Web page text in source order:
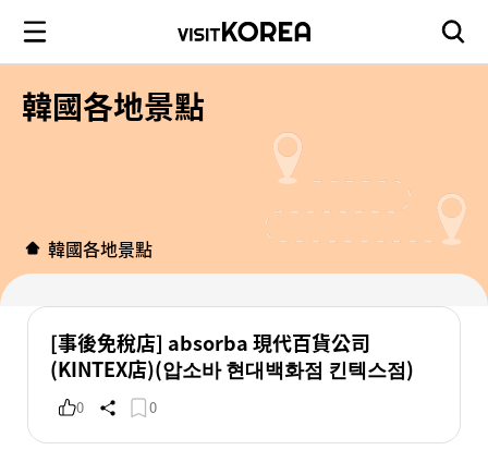
韓國各地景點
韓國各地景點
[事後免稅店] absorba 現代百貨公司
(KINTEX店)(압소바 현대백화점 킨텍스점)
0 0